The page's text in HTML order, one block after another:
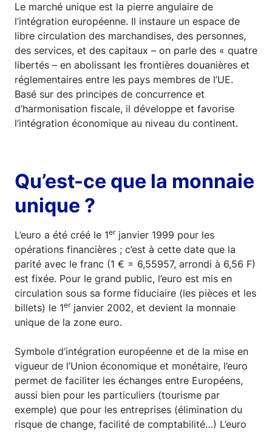
Le marché unique est la pierre angulaire de
l’intégration européenne. Il instaure un espace de
libre circulation des marchandises, des personnes,
des services, et des capitaux – on parle des « quatre
libertés – en abolissant les frontières douanières et
réglementaires entre les pays membres de l’UE.
Basé sur des principes de concurrence et
d’harmonisation fiscale, il développe et favorise
l’intégration économique au niveau du continent.
Qu’est-ce que la monnaie
unique ?
L’euro a été créé le 1erjanvier 1999 pour les
opérations financières ; c’est à cette date que la
parité avec le franc (1 € = 6,55957, arrondi à 6,56 F)
est fixée. Pour le grand public, l’euro est mis en
circulation sous sa forme fiduciaire (les pièces et les
billets) le 1erjanvier 2002, et devient la monnaie
unique de la zone euro.
Symbole d’intégration européenne et de la mise en
vigueur de l’Union économique et monétaire, l’euro
permet de faciliter les échanges entre Européens,
aussi bien pour les particuliers (tourisme par
exemple) que pour les entreprises (élimination du
risque de change, facilité de comptabilité…) L’euro